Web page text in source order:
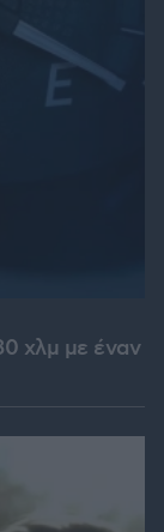
χλμ με έναν